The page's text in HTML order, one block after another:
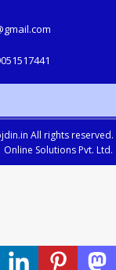
All rights
Online Solutions Pvt. Ltd.